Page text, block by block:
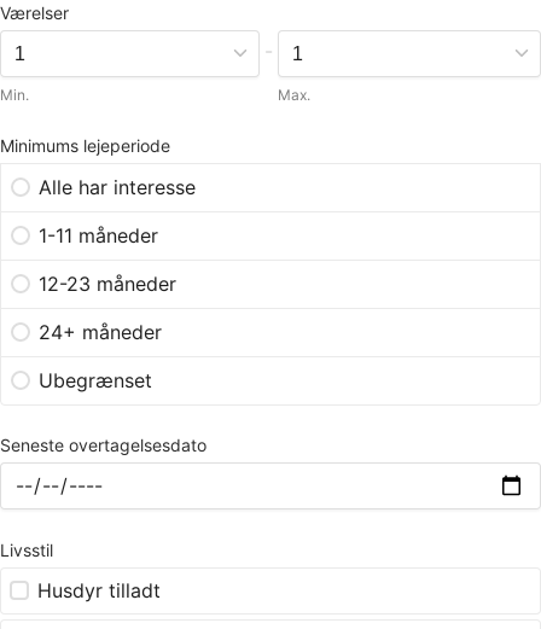
Værelser
Min.
-
Max.
Minimums lejeperiode
Alle har interesse
1-11 måneder
12-23 måneder
24+ måneder
Ubegrænset
Seneste overtagelsesdato
Livsstil
Husdyr tilladt